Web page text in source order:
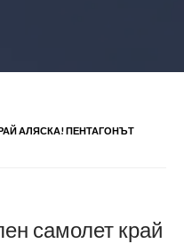
АЛЯСКА! ПЕНТАГОНЪТ
самолет край